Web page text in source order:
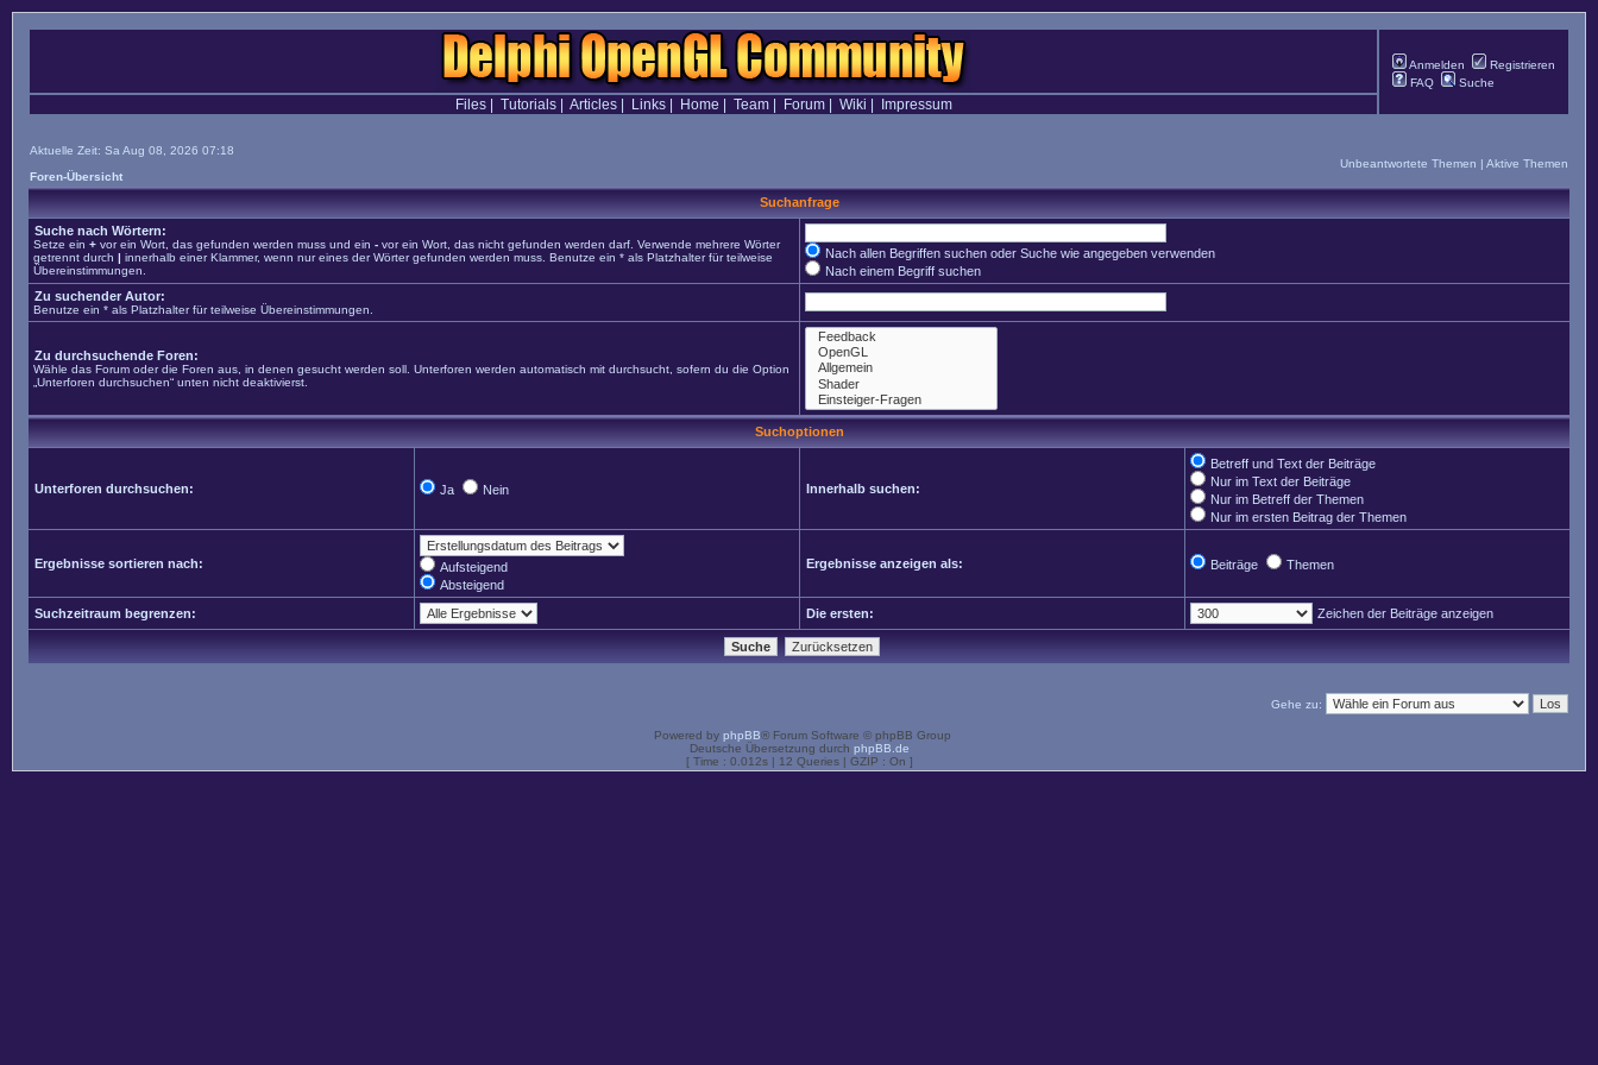
Anmelden
Registrieren
FAQ
Suche
Files| Tutorials| Articles| Links| Home Team| Forum| Wiki Impressum
Aktuelle Zeit: Sa Aug 08, 2026 07:18
Foren-Übersicht
Unbeantwortete Themen | Aktive Themen
Suchanfrage
Suche nach Wörtern:
Setze ein + vor ein Wort, das gefunden werden muss und ein - vor ein Wort, das nicht gefunden werden darf. Verwende mehrere Wörter
getrennt durch | innerhalb einer Klammer, wenn nur eines der Wörter gefunden werden muss. Benutze ein * als Platzhalter für teilweise
Übereinstimmungen.
Nach allen Begriffen suchen oder Suche wie angegeben verwenden
Nach einem Begriff suchen
Zu suchender Autor:
Benutze ein * als Platzhalter für teilweise Übereinstimmungen.
Zu durchsuchende Foren:
Wähle das Forum oder die Foren aus, in denen gesucht werden soll. Unterforen werden automatisch mit durchsucht, sofern du die Option
„Unterforen durchsuchen“ unten nicht deaktivierst.
Suchoptionen
Unterforen durchsuchen: Ja Nein Innerhalb suchen:
Betreff und Text der Beiträge
Nur im Text der Beiträge
Nur im Betreff der Themen
Nur im ersten Beitrag der Themen
Ergebnisse sortieren nach:
Aufsteigend
Absteigend
Ergebnisse anzeigen als: Beiträge Themen
Suchzeitraum begrenzen: Die ersten: Zeichen der Beiträge anzeigen
Gehe zu:
Powered by phpBB® Forum Software © phpBB Group
Deutsche Übersetzung durch phpBB.de
[ Time : 0.012s | 12 Queries | GZIP : On ]